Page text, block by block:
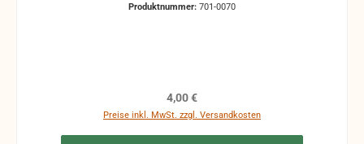
Produktnummer: 701-0070
Regulärer Preis:
4,00 €
Preise inkl. MwSt. zzgl. Versandkosten